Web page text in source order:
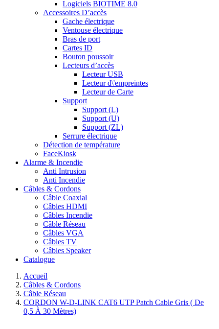
Logiciels BIOTIME 8.0
Accessoires D’accès
Gache électrique
Ventouse électrique
Bras de port
Cartes ID
Bouton poussoir
Lecteurs d’accès
Lecteur USB
Lecteur d\'empreintes
Lecteur de Carte
Support
Support (L)
Support (U)
Support (ZL)
Serrure électrique
Détection de température
FaceKiosk
Alarme & Incendie
Anti Intrusion
Anti Incendie
Câbles & Cordons
Câble Coaxial
Câbles HDMI
Câbles Incendie
Câble Réseau
Câbles VGA
Câbles TV
Câbles Speaker
Catalogue
Accueil
Câbles & Cordons
Câble Réseau
CORDON W-D-LINK CAT6 UTP Patch Cable Gris ( De
0,5 À 30 Mètres)